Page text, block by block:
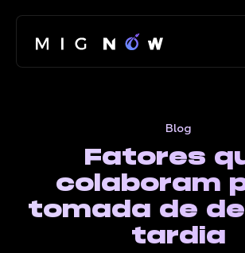
Blog
Fatores
colaboram
tomada de
tardia